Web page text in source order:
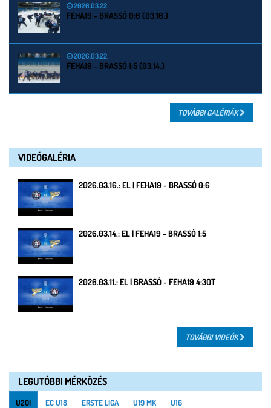
2026.03.22.
FEHA19 - BRASSÓ 0:6 (03.16.)
2026.03.22.
FEHA19 - BRASSÓ 1:5 (03.14.)
TOVÁBBI GALÉRIÁK
VIDEÓGALÉRIA
2026.03.16.: EL | FEHA19 - BRASSÓ 0:6
2026.03.14.: EL | FEHA19 - BRASSÓ 1:5
2026.03.11.: EL | BRASSÓ - FEHA19 4:3OT
TOVÁBBI VIDEÓK
LEGUTÓBBI MÉRKŐZÉS
U20I EC U18 ERSTE LIGA U19 MK U16